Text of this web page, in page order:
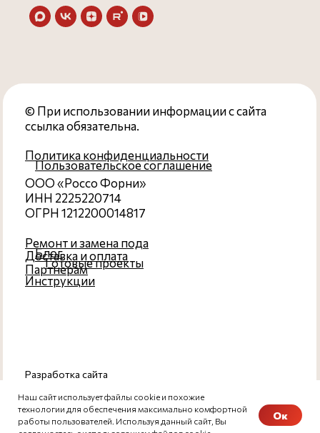
Наш сайт использует файлы cookie и похожие
технологии для обеспечения максимально комфортной
работы пользователей. Используя данный сайт, Вы
Ок